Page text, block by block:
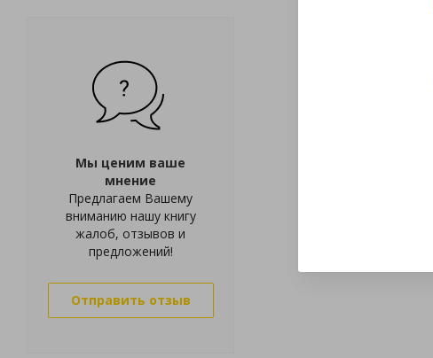
Мы ценим ваше
мнение
Предлагаем Вашему
вниманию нашу книгу
жалоб, отзывов и
предложений!
Отправить отзыв